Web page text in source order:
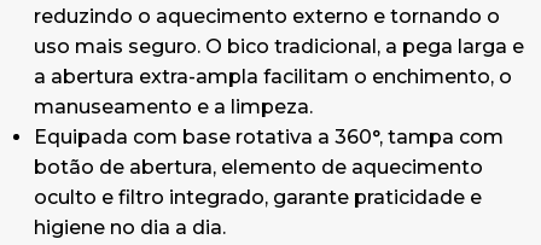
reduzindo o aquecimento externo e tornando o
uso mais seguro. O bico tradicional, a pega larga e
a abertura extra-ampla facilitam o enchimento, o
manuseamento e a limpeza.
Equipada com base rotativa a 360°, tampa com
botão de abertura, elemento de aquecimento
oculto e filtro integrado, garante praticidade e
higiene no dia a dia.